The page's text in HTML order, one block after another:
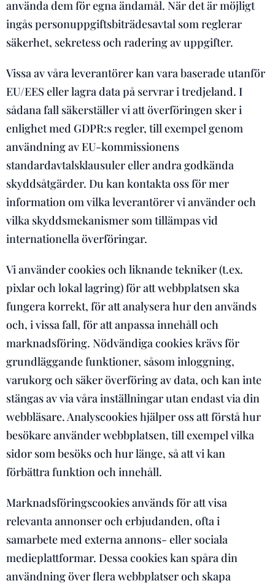
använda dem för egna ändamål. När det är möjligt
ingås personuppgiftsbiträdesavtal som reglerar
säkerhet, sekretess och radering av uppgifter.
Vissa av våra leverantörer kan vara baserade utanför
EU/EES eller lagra data på servrar i tredjeland. I
sådana fall säkerställer vi att överföringen sker i
enlighet med GDPR:s regler, till exempel genom
användning av EU-kommissionens
standardavtalsklausuler eller andra godkända
skyddsåtgärder. Du kan kontakta oss för mer
information om vilka leverantörer vi använder och
vilka skyddsmekanismer som tillämpas vid
internationella överföringar.
Vi använder cookies och liknande tekniker (t.ex.
pixlar och lokal lagring) för att webbplatsen ska
fungera korrekt, för att analysera hur den används
och, i vissa fall, för att anpassa innehåll och
marknadsföring. Nödvändiga cookies krävs för
grundläggande funktioner, såsom inloggning,
varukorg och säker överföring av data, och kan inte
stängas av via våra inställningar utan endast via din
webbläsare. Analyscookies hjälper oss att förstå hur
besökare använder webbplatsen, till exempel vilka
sidor som besöks och hur länge, så att vi kan
förbättra funktion och innehåll.
Marknadsföringscookies används för att visa
relevanta annonser och erbjudanden, ofta i
samarbete med externa annons- eller sociala
medieplattformar. Dessa cookies kan spåra din
användning över flera webbplatser och skapa